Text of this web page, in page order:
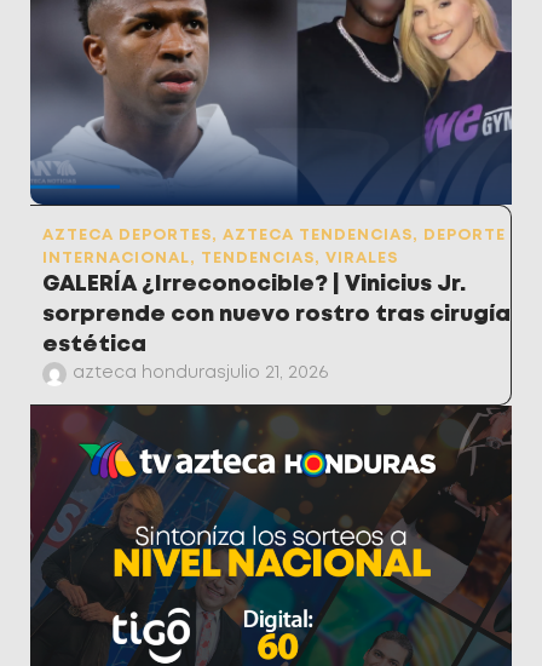
AZTECA DEPORTES, AZTECA TENDENCIAS,
DEPORTE
INTERNACIONAL, TENDENCIAS, VIRALES
GALERÍA ¿Irreconocible? | Vinicius Jr.
sorprende con nuevo rostro tras cirugía
estética
azteca hondurasjulio 21, 2026